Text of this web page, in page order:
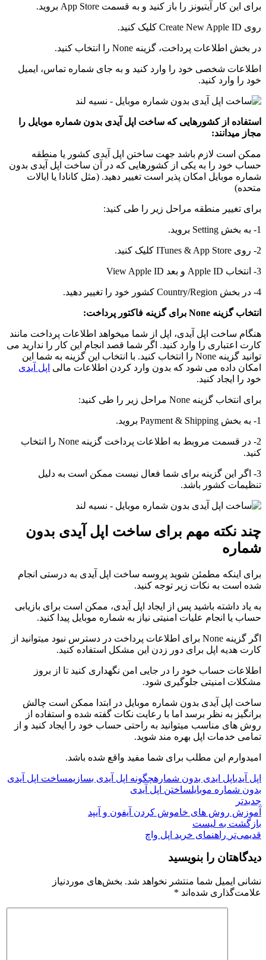
برای این کار آیتیونز را باز کنید و به قسمت App Store بروید.
روی Create New Apple ID کلیک کنید.
در بخش اطلاعات پرداخت، گزینه None را انتخاب کنید.
اطلاعات شخصی خود را وارد کنید و به جای شماره تماس، ایمیل
خود را وارد کنید.
استفاده از کشورهایی که ساخت اپل آیدی بدون شماره موبایل را
مجاز میدانند:
ممکن است لازم باشد جهت ساختن اپل آیدی کشور یا منطقه
حساب خود را به یکی از کشورهایی که در آن ساخت اپل آیدی بدون
شماره موبایل امکان پذیر است تغییر دهید. (مثل کانادا یا ایالات
متحده)
برای تغییر منطقه مراحل زیر را طی کنید:
1- به بخش Setting بروید.
2- روی ITunes & App Store کلیک کنید.
3- انتخاب Apple ID و بعد View Apple ID
4- در بخش Country/Region کشور خود را تغییر دهید.
انتخاب گزینه None برای گزینه فاکتور پرداخت:
هنگام ساخت اپل آیدی، اپل از شما میخواهد اطلاعات پرداخت مانند
کارت اعتباری را وارد کنید. اگر شما قصد انجام این کار را ندارید می
توانید گزینه None را انتخاب کنید. با انتخاب این گزینه به شما این
امکان داده می شود که بدون وارد کردن اطلاعات مالی اپل آیدی
خود را ایجاد کنید.
برای انتخاب گزینه None مراحل زیر را طی کنید:
1- به بخش Payment & Shipping بروید.
2- در قسمت مروبط به اطلاعات پرداخت گزینه None را انتخاب
کنید.
3- اگر این گزینه برای شما فعال نیست ممکن است به دلیل
تنظیمات کشور باشد.
چند نکته مهم برای ساخت اپل آیدی بدون
شماره
برای اینکه مطمئن شوید پروسه ساخت اپل آیدی به درستی انجام
شده است به نکات زیر توجه کنید.
به یاد داشته باشید پس از ایجاد اپل آیدی، ممکن است برای بازیابی
حساب یا انجام علیات امنیتی نیاز به شماره موبایل پیدا کنید.
اگر گزینه None برای اطلاعات پرداخت در دسترس نبود میتوانید از
کارت هدیه اپل برای دور زدن این مشکل استفاده کنید.
اطلاعات حساب خود را در جایی امن نگهداری کنید تا از بروز
مشکلات امنیتی جلوگیری شود.
ساخت اپل آیدی بدون شماره موبایل در ابتدا ممکن است چالش
برانگیز به نظر برسد اما با رعایت نکات گفته شده و استفاده از
روش های مناسب میتوانید به راحتی حساب خود را ایجاد کنید و از
تمامی خدمات اپل بهره مند شوید.
امیدوارم این مطلب برای شما مفید واقع شده باشد.
اپل آیدیاپل ایدی بدون شمارهچگونه اپل آیدی بسازیمساخت اپل آیدی
بدون شماره موبایلساختن اپل آیدی
جدیدتر
آموزش روش های خاموش کردن آیفون و آیپد
بازگشت به لیست
قدیمی‌تر راهنمای خرید اپل واچ
دیدگاهتان را بنویسید
نشانی ایمیل شما منتشر نخواهد شد. بخش‌های موردنیاز
علامت‌گذاری شده‌اند *